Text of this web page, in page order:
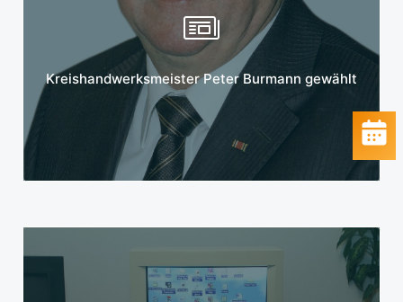
Kreishandwerksmeister Peter Burmann gewählt
Mehr erfahren